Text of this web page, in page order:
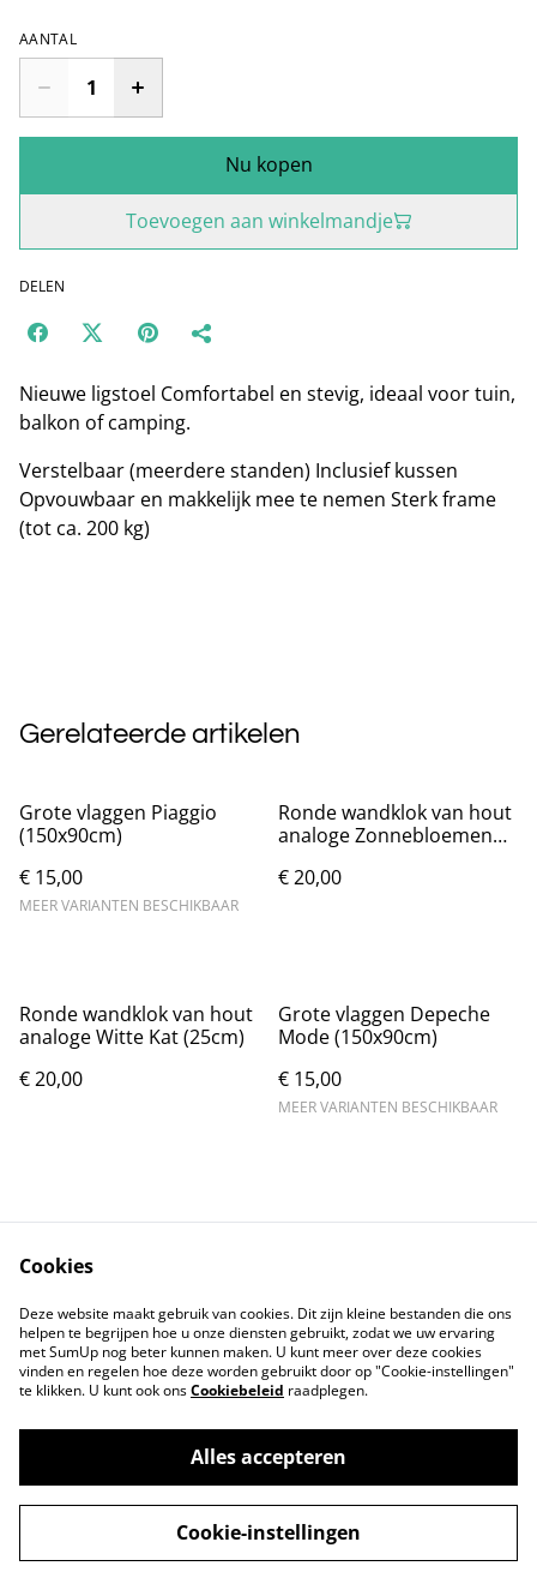
AANTAL
Nu kopen
Toevoegen aan winkelmandje
DELEN
Nieuwe ligstoel Comfortabel en stevig, ideaal voor tuin,
balkon of camping.
Verstelbaar (meerdere standen) Inclusief kussen
Opvouwbaar en makkelijk mee te nemen Sterk frame
(tot ca. 200 kg)
Gerelateerde artikelen
Grote vlaggen Piaggio
(150x90cm)
€ 15,00
MEER VARIANTEN BESCHIKBAAR
Ronde wandklok van hout
analoge Zonnebloemen
€ 20,00
Ronde wandklok van hout
analoge Witte Kat (25cm)
€ 20,00
Grote vlaggen Depeche
Mode (150x90cm)
€ 15,00
MEER VARIANTEN BESCHIKBAAR
Contact
Voorwaarden
Privacybeleid
Cookiebeleid
©2026Markthuis Friesland
powered by
Cookies
Deze website maakt gebruik van cookies. Dit zijn kleine bestanden die ons
helpen te begrijpen hoe u onze diensten gebruikt, zodat we uw ervaring
met SumUp nog beter kunnen maken. U kunt meer over deze cookies
vinden en regelen hoe deze worden gebruikt door op "Cookie-instellingen"
te klikken. U kunt ook onsCookiebeleid raadplegen.
Alles accepteren
Cookie-instellingen